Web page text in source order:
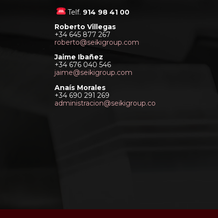
Telf. 914 98 41 00
Roberto Villegas
+34 645 877 267
roberto@seikigroup.com
Jaime Ibañez
+34 676 040 546
jaime@seikigroup.com
Anaís Morales
+34 690 291 269
administracion@seikigroup.co